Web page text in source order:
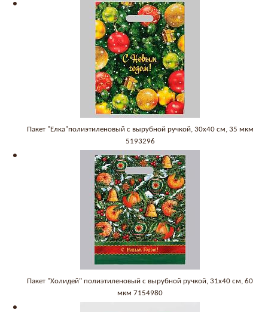
Пакет "Елка"полиэтиленовый с вырубной ручкой, 30х40 см, 35 мкм
5193296
Пакет "Холидей" полиэтиленовый с вырубной ручкой, 31х40 см, 60
мкм 7154980